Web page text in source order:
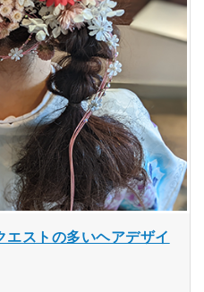
ストの多いヘアデザイ